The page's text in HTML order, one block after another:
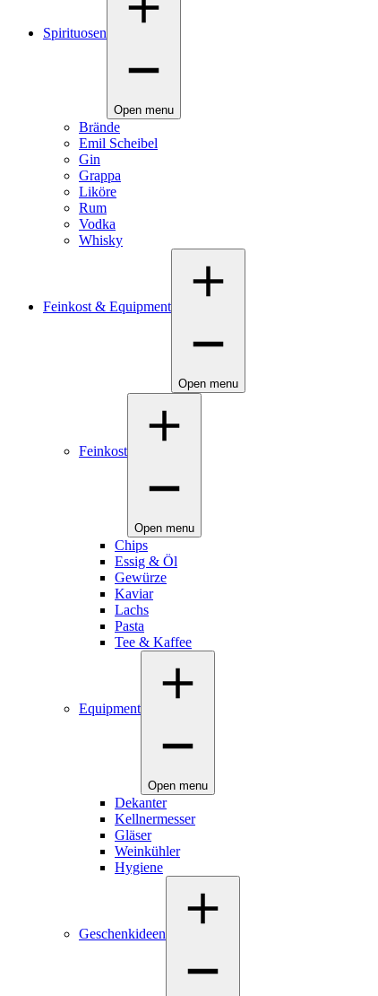
Spirituosen
Open menu
Brände
Emil Scheibel
Gin
Grappa
Liköre
Rum
Vodka
Whisky
Feinkost & Equipment
Open menu
Feinkost
Open menu
Chips
Essig & Öl
Gewürze
Kaviar
Lachs
Pasta
Tee & Kaffee
Equipment
Open menu
Dekanter
Kellnermesser
Gläser
Weinkühler
Hygiene
Geschenkideen